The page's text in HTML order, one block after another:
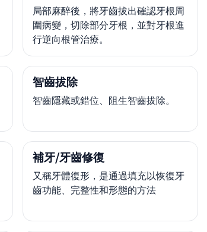
局部麻醉後，將牙齒拔出確認牙根周
圍病變，切除部分牙根，並對牙根進
行逆向根管治療。
智齒拔除
智齒隱藏或錯位、阻生智齒拔除。
補牙/牙齒修復
又稱牙體復形，是通過填充以恢復牙
齒功能、完整性和形態的方法